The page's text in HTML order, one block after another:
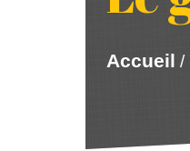
Accueil /